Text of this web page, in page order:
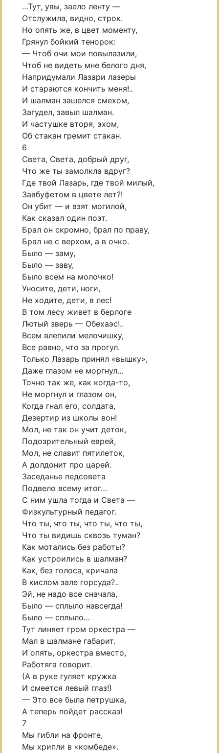
…Тут, увы, заело ленту —
Отслужила, видно, строк.
Но опять же, в цвет моменту,
Грянул бойкий тенорок:
— Чтоб очи мои повылазили,
Чтоб не видеть мне белого дня,
Напридумали Лазари лазеры
И стараются кончить меня!..
И шалман зашелся смехом,
Загудел, завыл шалман.
И частушке вторя, эхом,
Об стакан гремит стакан.
6
Света, Света, добрый друг,
Что же ты замолкла вдруг?
Где твой Лазарь, где твой милый,
Завбуфетом в цвете лет?!
Он убит — и взят могилой,
Как сказал один поэт.
Брал он скромно, брал по праву,
Брал не с верхом, а в очко.
Было — заму,
Было — заву,
Было всем на молочко!
Уносите, дети, ноги,
Не ходите, дети, в лес!
В том лесу живет в берлоге
Лютый зверь — Обехаэс!..
Всем влепили мелочишку,
Все равно, что за прогул.
Только Лазарь принял «вышку»,
Даже глазом не моргнул…
Точно так же, как когда-то,
Не моргнул и глазом он,
Когда гнал его, солдата,
Дезертир из школы вон!
Мол, не так он учит деток,
Подозрительный еврей,
Мол, не славит пятилеток,
А долдонит про царей.
Заседанье педсовета
Подвело всему итог…
С ним ушла тогда и Света —
Физкультурный педагог.
Что ты, что ты, что ты, что ты,
Что ты видишь сквозь туман?
Как мотались без работы?
Как устроились в шалман?
Как, без голоса, кричала
В кислом зале горсуда?..
Эй, не надо все сначала,
Было — сплыло навсегда!
Было — сплыло…
Тут линяет гром оркестра —
Мал в шалмане габарит.
И опять, оркестра вместо,
Работяга говорит.
(А в руке гуляет кружка
И смеется левый глаз!)
— Это все была петрушка,
А теперь пойдет рассказ!
7
Мы гибли на фронте,
Мы хрипли в «комбеде».